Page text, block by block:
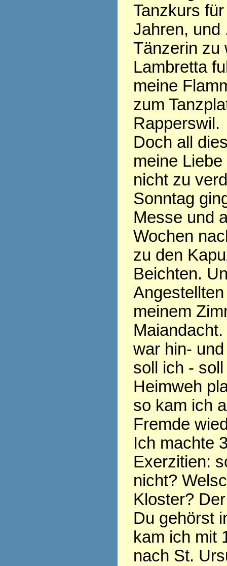
Tanzkurs
Jahren, und
Tänzerin zu
Lambretta
meine
zum
Rapperswil.
Doch all
meine
nicht zu
Sonntag
Messe und
Wochen
zu den
Beichten.
meinem
war hin-
soll ich -
Heimweh
so kam ich
Fremde
Ich machte
Exerzitien:
nicht?
Kloster?
Du gehörst
kam ich mit
nach St.